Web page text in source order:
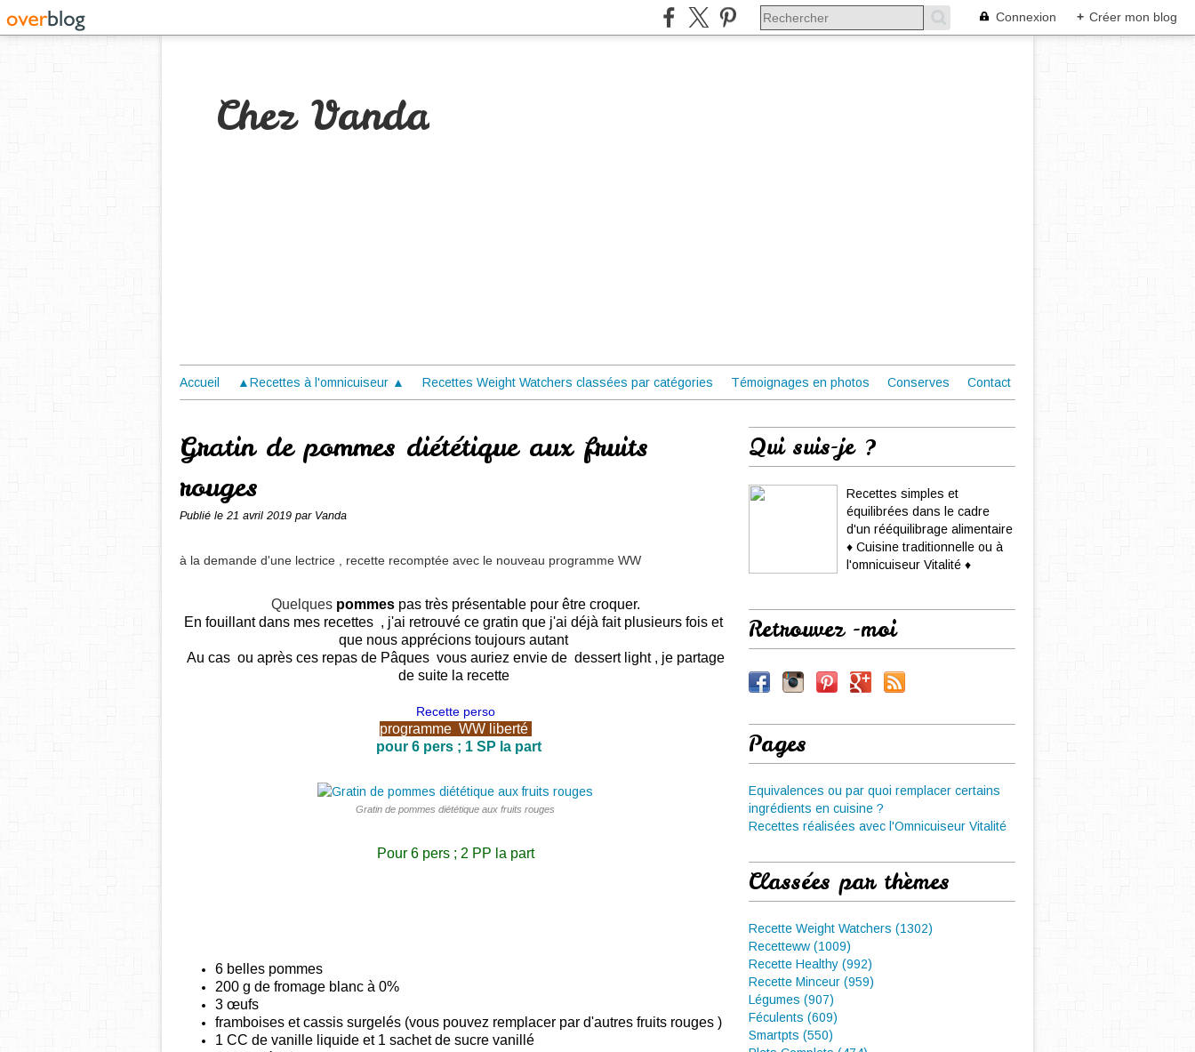
Connexion + Créer mon blog
Chez Vanda
Accueil ▲Recettes à l'omnicuiseur ▲ Recettes Weight Watchers classées par catégories Témoignages en photos Conserves Contact
Gratin de pommes diététique aux fruits
rouges
Publié le 21 avril 2019 par Vanda
à la demande d'une lectrice , recette recomptée avec le nouveau programme WW
Quelques pommes pas très présentable pour être croquer.
En fouillant dans mes recettes , j'ai retrouvé ce gratin que j'ai déjà fait plusieurs fois et
que nous apprécions toujours autant
Au cas ou après ces repas de Pâques vous auriez envie de dessert light , je partage
de suite la recette
Recette perso
programme WW liberté
pour 6 pers ; 1 SP la part
Gratin de pommes diététique aux fruits rouges
Pour 6 pers ; 2 PP la part
6 belles pommes
200 g de fromage blanc à 0%
3 œufs
framboises et cassis surgelés (vous pouvez remplacer par d'autres fruits rouges )
1 CC de vanille liquide et 1 sachet de sucre vanillé
Qui suis-je ?
Recettes simples et
équilibrées dans le cadre
d'un rééquilibrage alimentaire
♦ Cuisine traditionnelle ou à
l'omnicuiseur Vitalité ♦
Retrouvez -moi
Pages
Equivalences ou par quoi remplacer certains
ingrédients en cuisine ?
Recettes réalisées avec l'Omnicuiseur Vitalité
Classées par thèmes
Recette Weight Watchers (1302)
Recetteww (1009)
Recette Healthy (992)
Recette Minceur (959)
Légumes (907)
Féculents (609)
Smartpts (550)